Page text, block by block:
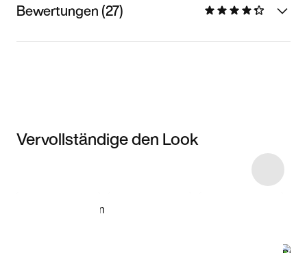
Bewertungen (27)
Vervollständige den Look
Modell anzeigen